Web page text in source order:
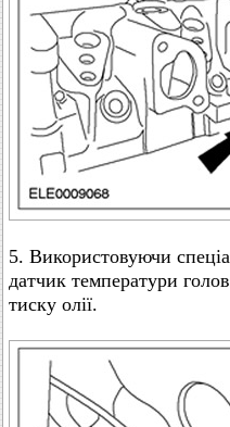
5. Використовуючи
датчик температури
тиску олії.